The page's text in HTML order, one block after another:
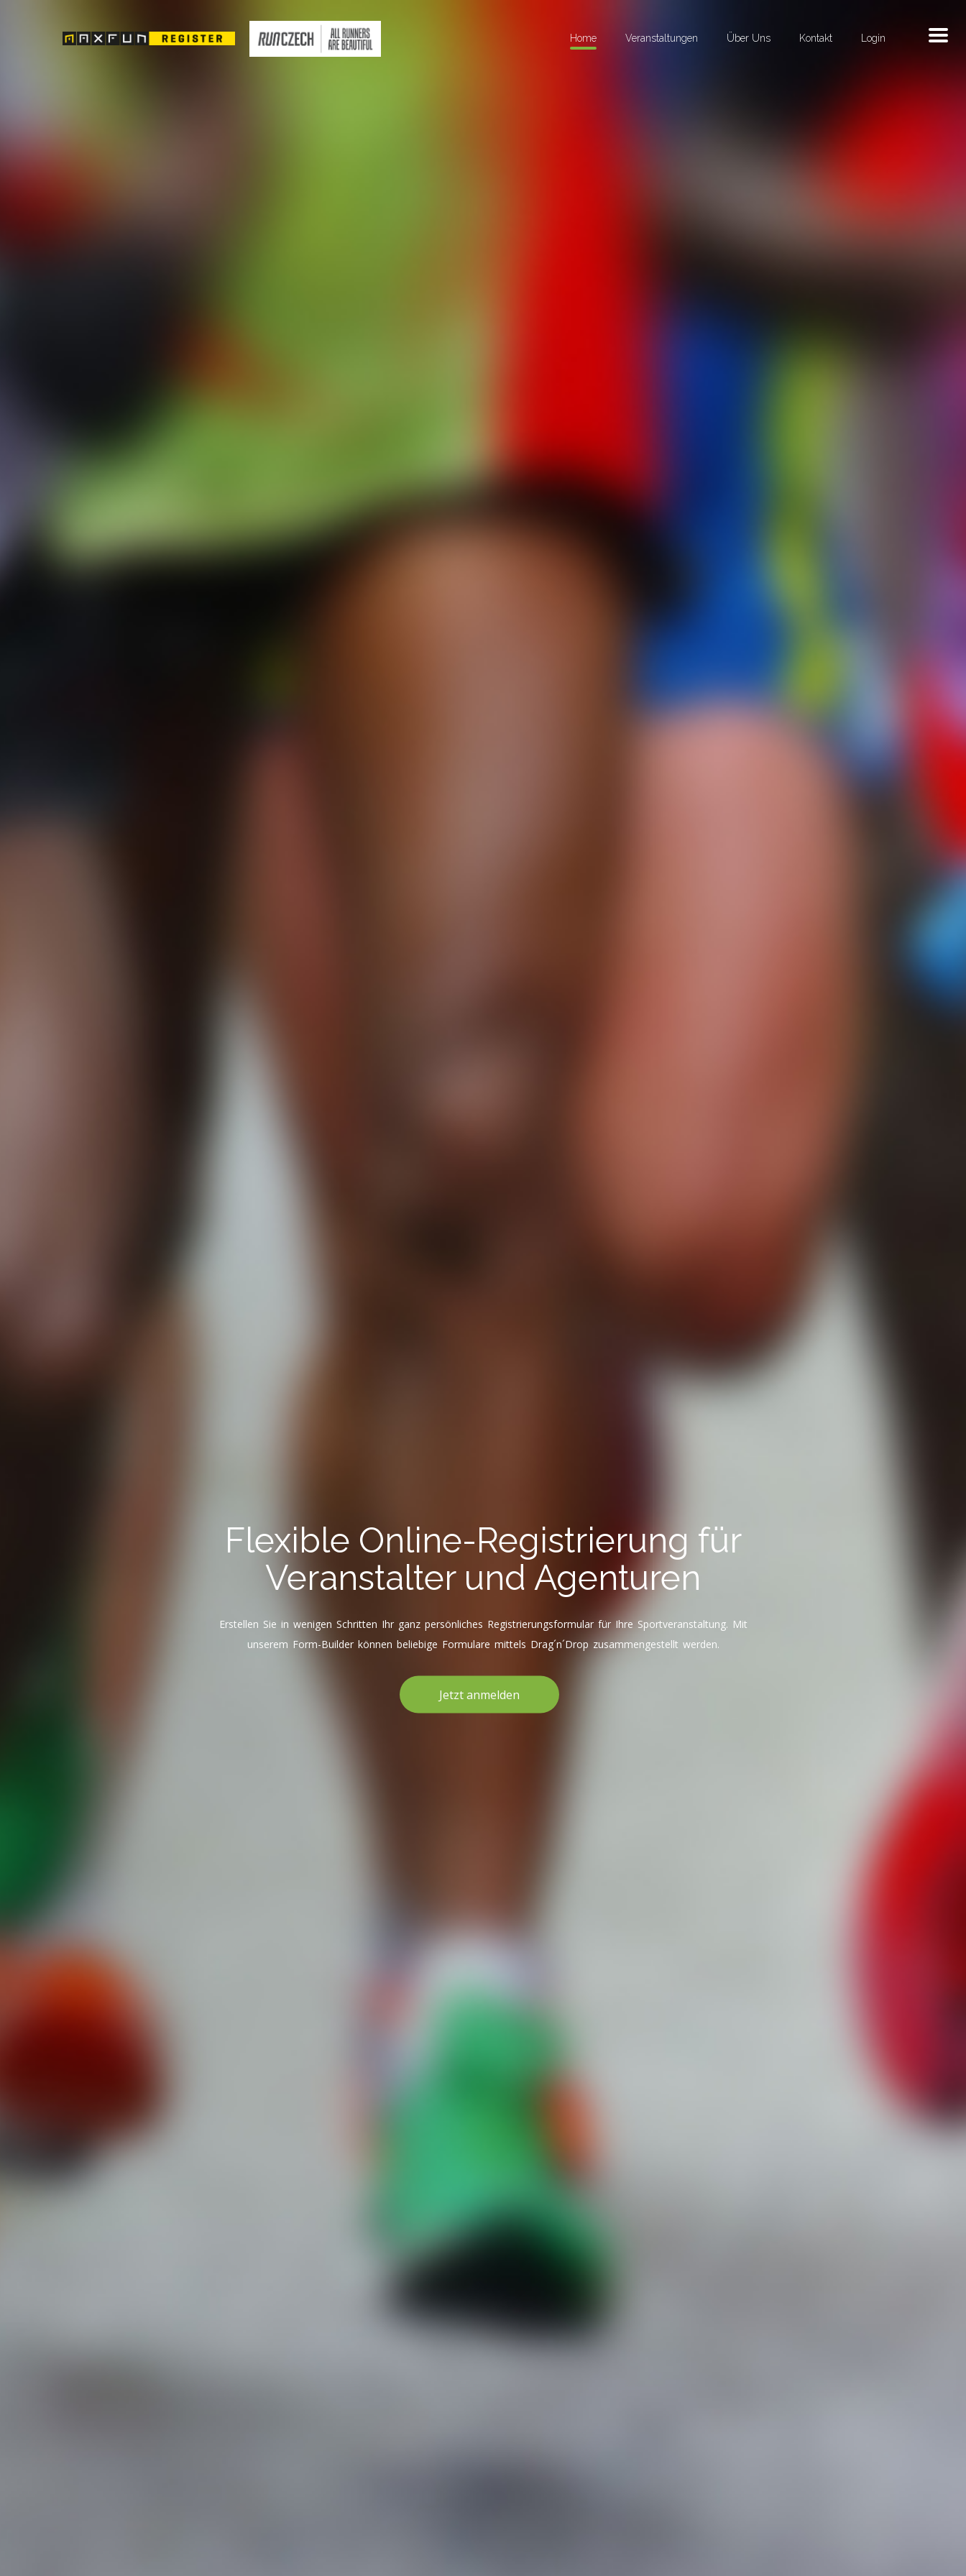
Home Veranstaltungen Über Uns Kontakt Login
Flexible Online-Registrierung für
Veranstalter und Agenturen
Erstellen Sie in wenigen Schritten Ihr ganz persönliches Registrierungsformular für Ihre Sportveranstaltung. Mit
unserem Form-Builder können beliebige Formulare mittels Drag´n´Drop zusammengestellt werden.
Jetzt anmelden